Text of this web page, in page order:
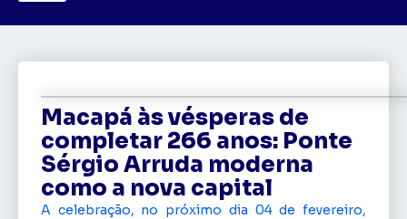
Macapá às vésperas de
completar 266 anos: Ponte
Sérgio Arruda moderna
como a nova capital
A celebração, no próximo dia 04 de fevereiro,